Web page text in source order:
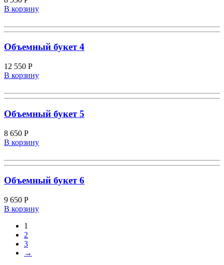
В корзину
Объемный букет 4
12 550 Р
В корзину
Объемный букет 5
8 650 Р
В корзину
Объемный букет 6
9 650 Р
В корзину
1
2
3
→